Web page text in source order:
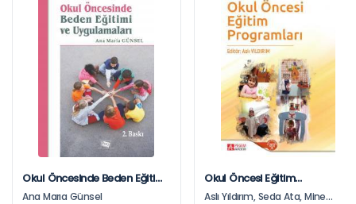
Okul Öncesinde Beden Eğitimi
Ve Uygulamaları
Ana Marıa Günsel
Okul Öncesi Eğitim
Programları
Aslı Yıldırım, Seda Ata, Mine